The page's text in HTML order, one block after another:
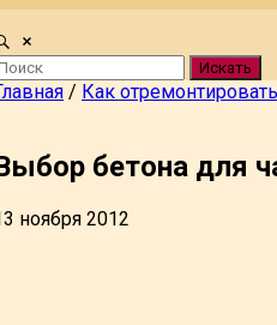
Искать
/ Как
бетона для
ноября 2012